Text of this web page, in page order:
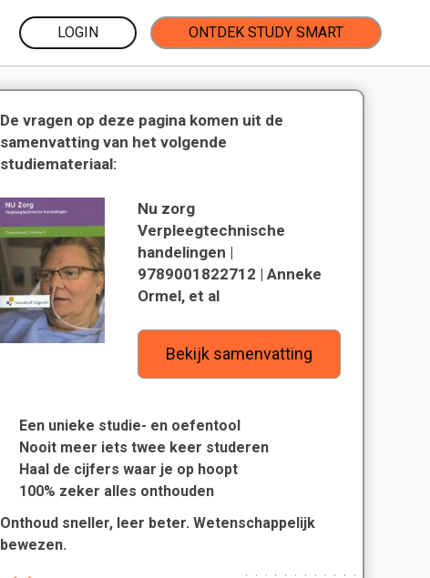
LOGIN ONTDEK STUDY SMART
De vragen op deze pagina komen uit de
samenvatting van het volgende
studiemateriaal:
Nu zorg
Verpleegtechnische
handelingen |
9789001822712 | Anneke
Ormel, et al
Bekijk samenvatting
Een unieke studie- en oefentool
Nooit meer iets twee keer studeren
Haal de cijfers waar je op hoopt
100% zeker alles onthouden
Onthoud sneller, leer beter. Wetenschappelijk
bewezen.